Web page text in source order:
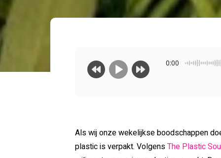
0:00
Als wij onze wekelijkse boodschappen
plastic is verpakt. VolgensThe Plastic